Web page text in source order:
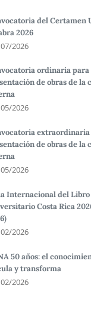
del Certamen
2026
07/2026
ordinaria para
de obras de la
05/2026
de obras de la
05/2026
Internacional del Libro
Costa Rica
02/2026
50 años: el
y transforma
02/2026